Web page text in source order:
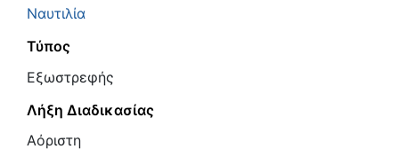
Ναυτιλία
Τύπος
Εξωστρεφής
Λήξη Διαδικασίας
Αόριστη